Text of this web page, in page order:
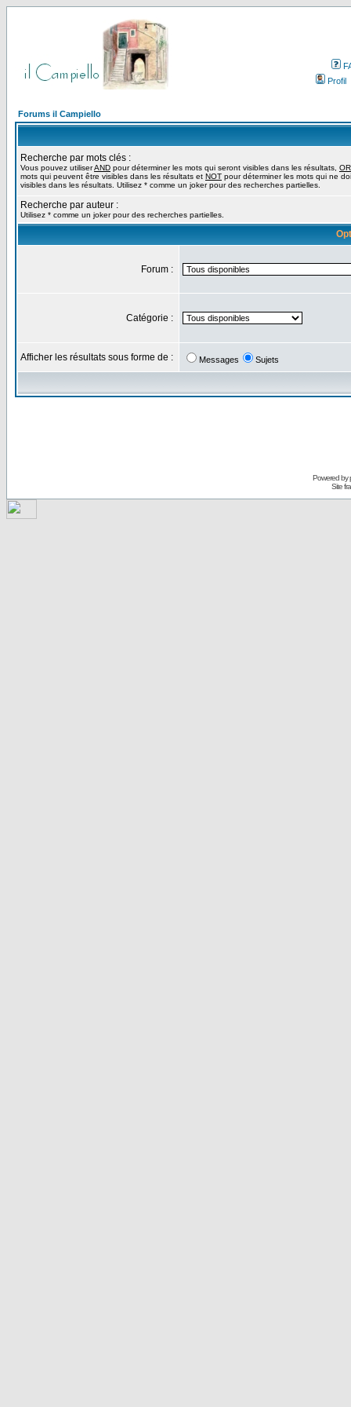
Profil
Forums il Campiello
Recherche par mots clés :
Vous pouvez utiliserAND pour déterminer les mots qui seront visibles dans les résultats, OR
mots qui peuvent être visibles dans les résultats et NOT pour déterminer les mots qui ne
visibles dans les résultats. Utilisez * comme un joker pour des recherches partielles.
Recherche par auteur :
Utilisez * comme un joker pour des recherches partielles.
Forum :
Catégorie :
Afficher les résultats sous forme de : Messages Sujets
Powered by
Site